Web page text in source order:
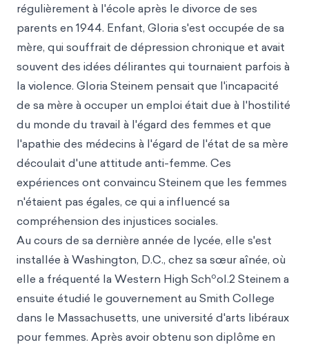
régulièrement à l'école après le divorce de ses
parents en 1944. Enfant, Gloria s'est occupée de sa
mère, qui souffrait de dépression chronique et avait
souvent des idées délirantes qui tournaient parfois à
la violence. Gloria Steinem pensait que l'incapacité
de sa mère à occuper un emploi était due à l'hostilité
du monde du travail à l'égard des femmes et que
l'apathie des médecins à l'égard de l'état de sa mère
découlait d'une attitude anti-femme. Ces
expériences ont convaincu Steinem que les femmes
n'étaient pas égales, ce qui a influencé sa
compréhension des injustices sociales.
Au cours de sa dernière année de lycée, elle s'est
installée à Washington, D.C., chez sa sœur aînée, où
elle a fréquenté la Western High School.2 Steinem a
ensuite étudié le gouvernement au Smith College
dans le Massachusetts, une université d'arts libéraux
pour femmes. Après avoir obtenu son diplôme en